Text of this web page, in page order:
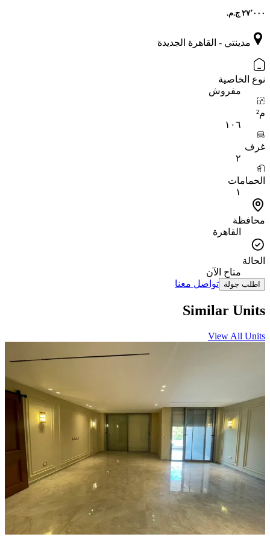
مدينتي - القاهرة الجديدة
نوع الخاصية
مفروش
م²
١٠٦
غرف
٢
الحمامات
١
محافظة
القاهرة
الحالة
متاح الآن
اطلب جولة تواصل معنا
Similar Units
View All Units